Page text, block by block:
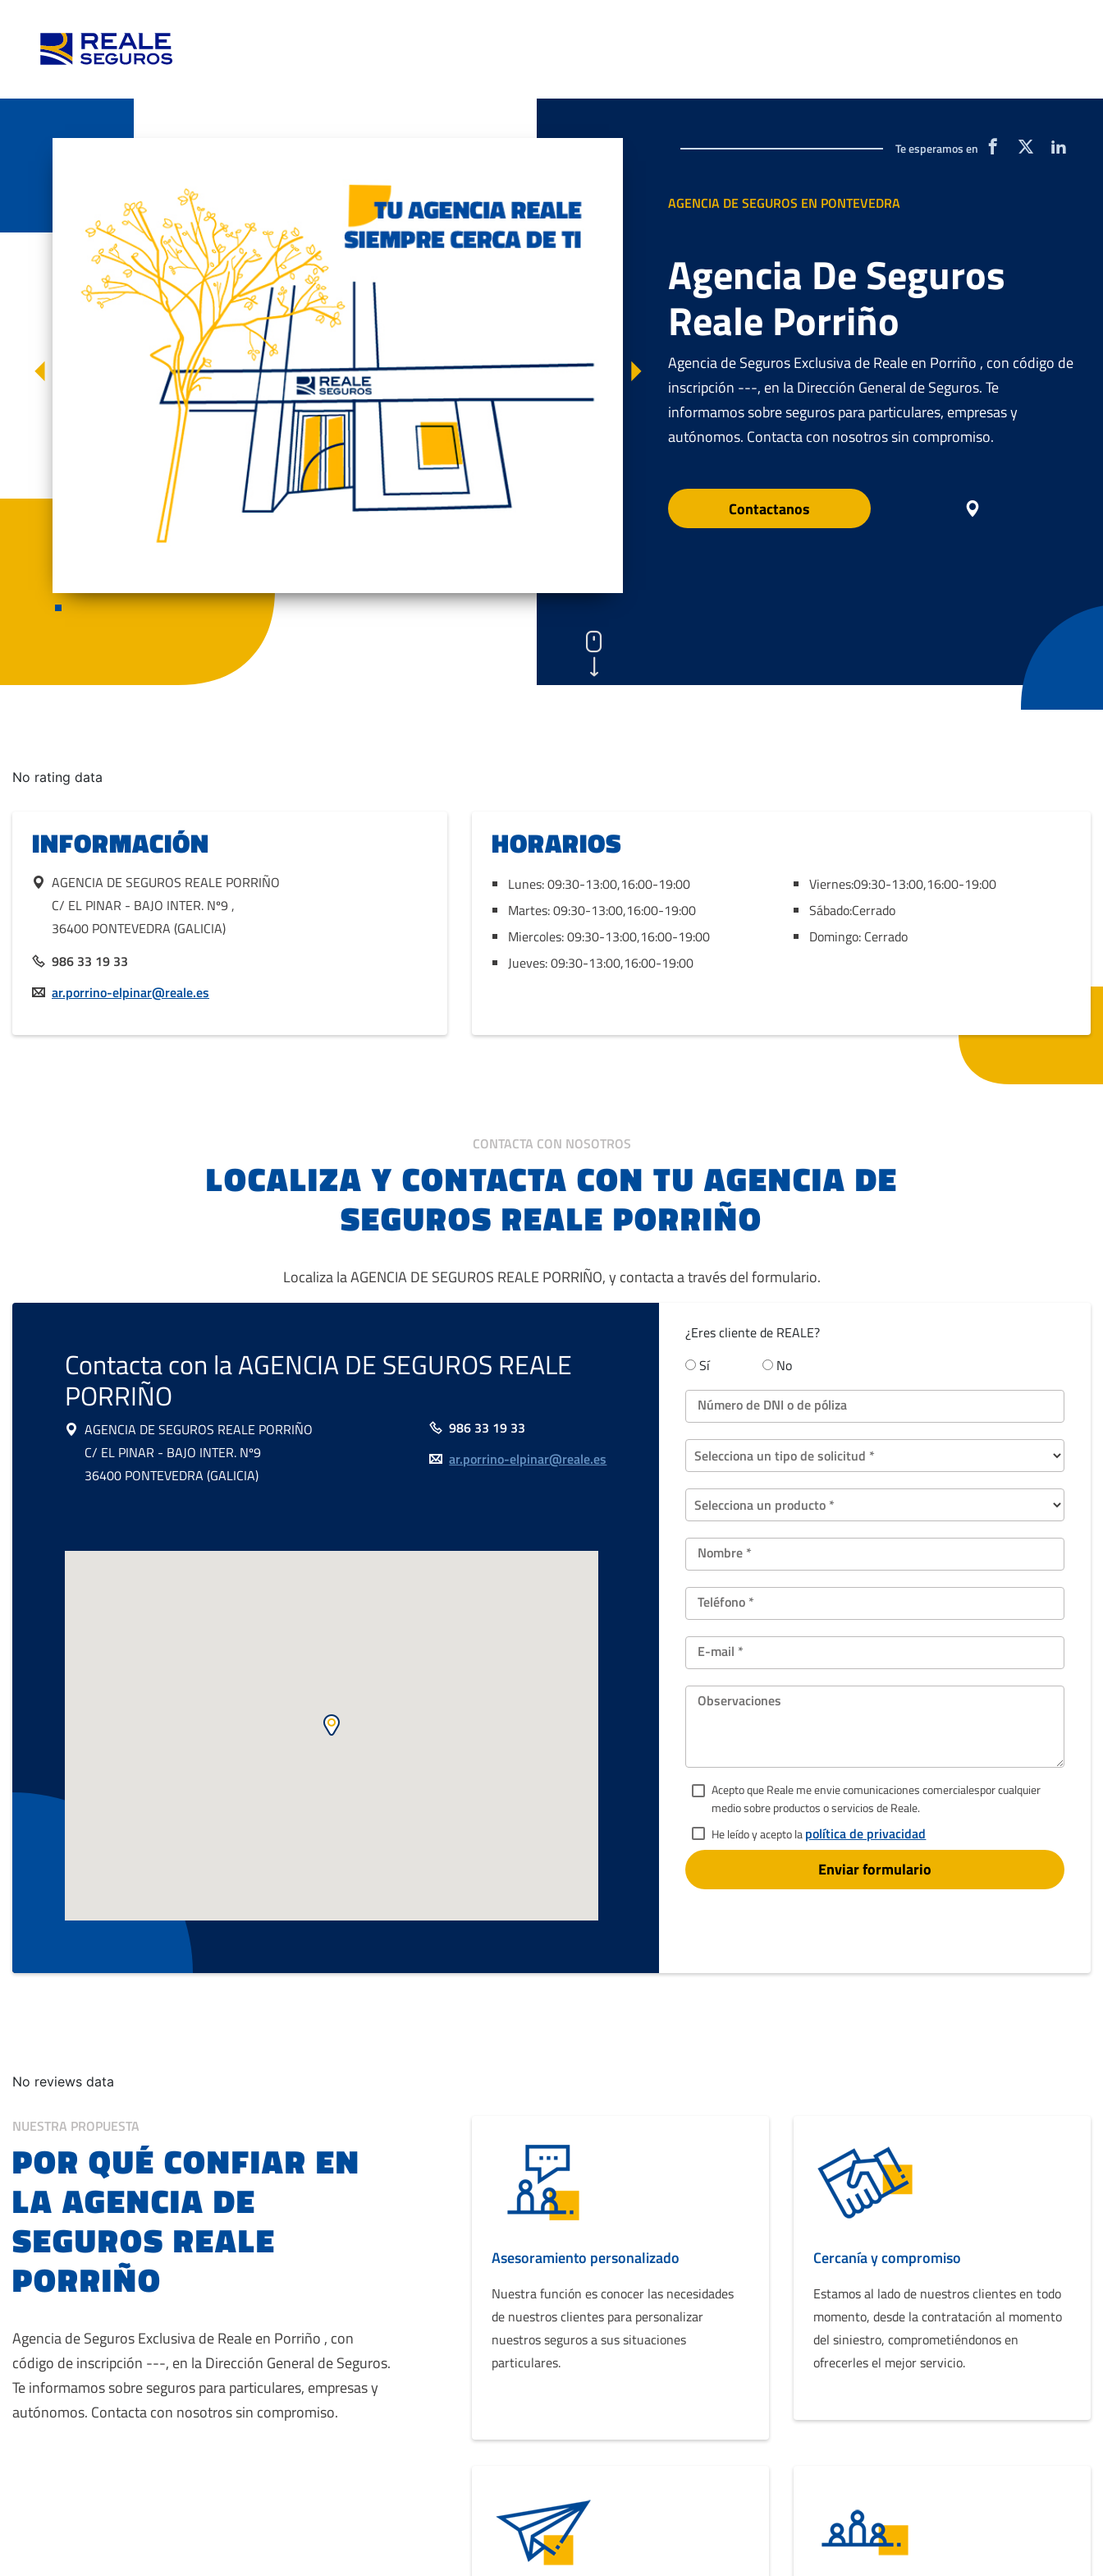
Previous Next
Te esperamos en
AGENCIA DE SEGUROS EN PONTEVEDRA
Agencia De Seguros
Reale Porriño
Agencia de Seguros Exclusiva de Reale en Porriño , con código de
inscripción ---, en la Dirección General de Seguros. Te
informamos sobre seguros para particulares, empresas y
autónomos. Contacta con nosotros sin compromiso.
Contactanos
INFORMACIÓN
AGENCIA DE SEGUROS REALE PORRIÑO
C/ EL PINAR - BAJO INTER. Nº9 ,
36400 PONTEVEDRA (GALICIA)
986 33 19 33
ar.porrino-elpinar@reale.es
HORARIOS
Lunes: 09:30-13:00,16:00-19:00
Martes: 09:30-13:00,16:00-19:00
Miercoles: 09:30-13:00,16:00-19:00
Jueves: 09:30-13:00,16:00-19:00
Viernes:09:30-13:00,16:00-19:00
Sábado:Cerrado
Domingo: Cerrado
CONTACTA CON NOSOTROS
LOCALIZA Y CONTACTA CON TU AGENCIA DE
SEGUROS REALE PORRIÑO
Localiza la AGENCIA DE SEGUROS REALE PORRIÑO, y contacta a través del formulario.
Contacta con la AGENCIA DE SEGUROS REALE
PORRIÑO
AGENCIA DE SEGUROS REALE PORRIÑO
C/ EL PINAR - BAJO INTER. Nº9
36400 PONTEVEDRA (GALICIA)
986 33 19 33
ar.porrino-elpinar@reale.es
¿Eres cliente de REALE?
Sí
No
Número de DNI o de póliza
Selecciona un tipo de solicitud *
Selecciona un producto *
Nombre *
Teléfono *
E-mail *
Observaciones
Acepto que Reale me envie comunicaciones comercialespor cualquier
medio sobre productos o servicios de Reale.
He leído y acepto lapolítica de privacidad
NUESTRA PROPUESTA
POR QUÉ CONFIAR EN
LA AGENCIA DE
SEGUROS REALE
PORRIÑO
Agencia de Seguros Exclusiva de Reale en Porriño , con
código de inscripción ---, en la Dirección General de Seguros.
Te informamos sobre seguros para particulares, empresas y
autónomos. Contacta con nosotros sin compromiso.
Asesoramiento personalizado
Nuestra función es conocer las necesidades
de nuestros clientes para personalizar
nuestros seguros a sus situaciones
particulares.
Cercanía y compromiso
Estamos al lado de nuestros clientes en todo
momento, desde la contratación al momento
del siniestro, comprometiéndonos en
ofrecerles el mejor servicio.